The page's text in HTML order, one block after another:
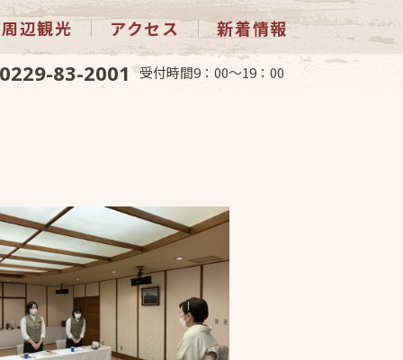
周辺観光 アクセス 新着情報
0229-83-2001 受付時間9：00～19：00